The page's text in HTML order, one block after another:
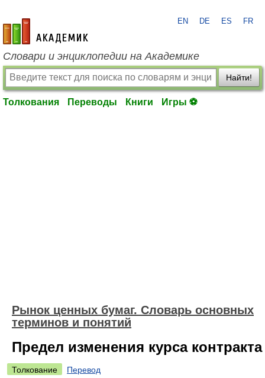
academic.ru
EN DE ES FR
Словари и энциклопедии на Академике
Найти!
Толкования Переводы Книги Игры ⚽
Рынок ценных бумаг. Словарь основных
терминов и понятий
Предел изменения курса контракта
Толкование
Перевод